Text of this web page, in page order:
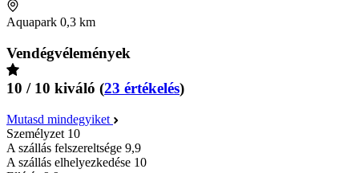
Aquapark 0,3 km
Vendégvélemények
10 / 10 kiváló (23 értékelés)
Mutasd mindegyiket
Személyzet 10
A szállás felszereltsége 9,9
A szállás elhelyezkedése 10